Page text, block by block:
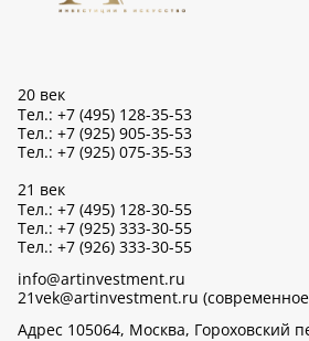
20 век
Тел.: +7 (495) 128-35-53
Тел.: +7 (925) 905-35-53
Тел.: +7 (925) 075-35-53
21 век
Тел.: +7 (495) 128-30-55
Тел.: +7 (925) 333-30-55
Тел.: +7 (926) 333-30-55
info@artinvestment.ru
21vek@artinvestment.ru (современное
Адрес 105064, Москва, Гороховский